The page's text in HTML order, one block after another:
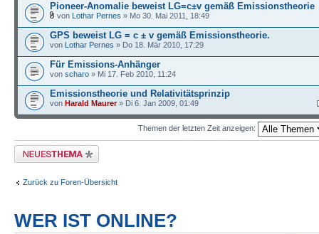
Pioneer-Anomalie beweist LG=c±v gemäß Emissionstheorie
von Lothar Pernes » Mo 30. Mai 2011, 18:49
GPS beweist LG = c ± v gemäß Emissionstheorie.
von Lothar Pernes » Do 18. Mär 2010, 17:29
Für Emissions-Anhänger
von scharo » Mi 17. Feb 2010, 11:24
Emissionstheorie und Relativitätsprinzip
von Harald Maurer» Di 6. Jan 2009, 01:49
Themen der letzten Zeit anzeigen:
Neues Thema erstellen
Zurück zu Foren-Übersicht
WER IST ONLINE?